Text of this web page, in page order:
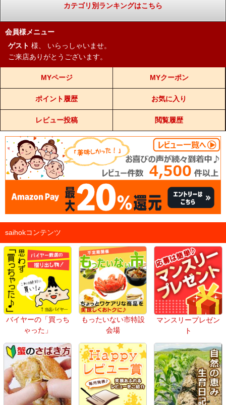
カテゴリ別ランキングはこちら
会員様メニュー
ゲスト 様、
いらっしゃいませ。
ご来店ありがとうございます。
MYページ MYクーポン
ポイント履歴 お気に入り
レビュー投稿 閲覧履歴
saihokコンテンツ
バイヤーの「買っち
ゃった」
もったいない市特設
会場
マンスリープレゼン
ト